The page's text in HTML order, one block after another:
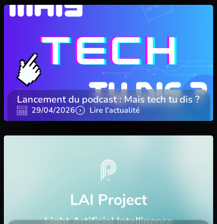
Lancement du podcast : Mais tech tu dis ?
29/04/2026 Lire l'actualité